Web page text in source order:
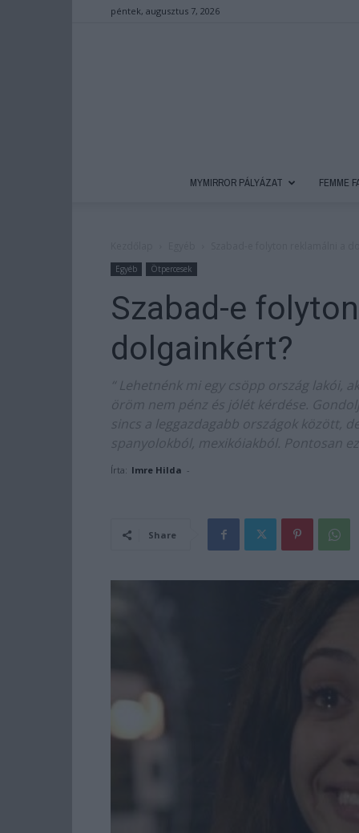
péntek, augusztus 7, 2026
MYMIRROR PÁLYÁZAT FEMME
Egyéb Ötpercesek
Szabad-e
dolgainkért?
“ Lehetnénk mi egy csöpp ország lakói,
öröm nem pénz és jólét kérdése.
sincs a leggazdagabb országok között,
spanyolokból, mexikóiakból. Pontosan
Írta: Imre Hilda -
Share